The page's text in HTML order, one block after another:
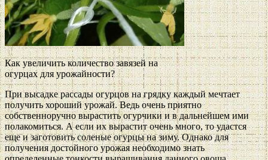
Как увеличить количество завязей на
огурцах для урожайности?
При высадке рассады огурцов на грядку каждый мечтает
получить хороший урожай. Ведь очень приятно
собственноручно вырастить огурчики и в дальнейшем ими
полакомиться. А если их вырастит очень много, то удастся
еще и заготовить соленые огурцы на зиму. Однако для
получения достойного урожая необходимо знать